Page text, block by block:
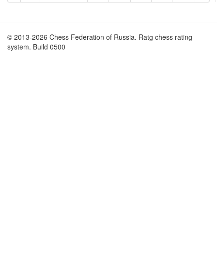
© 2013-2026 Chess Federation of Russia. Ratg chess rating
system. Build 0500